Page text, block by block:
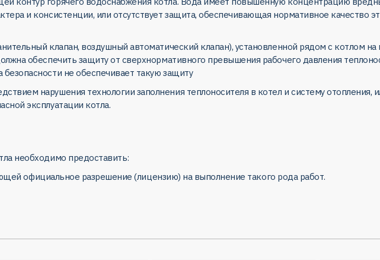
и консистенции, или отсутствует защита, обеспечивающая нормативное качество
клапан, воздушный автоматический клапан), установленной рядом с котлом
обеспечить защиту от сверхнормативного превышения рабочего давления
не обеспечивает такую защиту
нарушения технологии заполнения теплоносителя в котел и систему отопления,
эксплуатации котла.
необходимо предоставить:
официальное разрешение (лицензию) на выполнение такого рода работ.